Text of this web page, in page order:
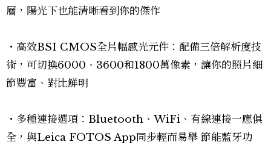
層，陽光下也能清晰看到你的傑作
・高效BSI CMOS全片幅感光元件：配備三倍解析度技
術，可切換6000、3600和1800萬像素，讓你的照片細
節豐富、對比鮮明
・多種連接選項：Bluetooth、WiFi、有線連接一應俱
全，與Leica FOTOS App同步輕而易舉 節能藍牙功